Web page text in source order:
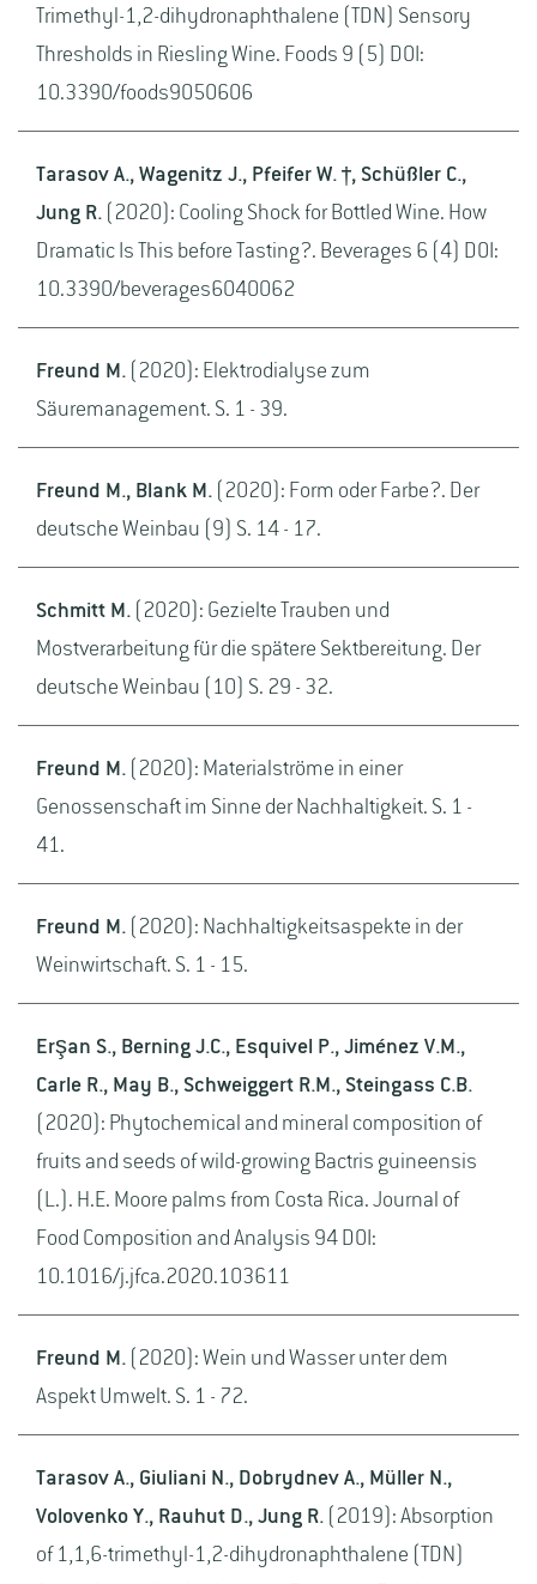
Trimethyl-1,2-dihydronaphthalene (TDN) Sensory
Thresholds in Riesling Wine. Foods 9 (5) DOI:
10.3390/foods9050606
Tarasov A., Wagenitz J., Pfeifer W. †, Schüßler C.,
Jung R. (2020): Cooling Shock for Bottled Wine. How
Dramatic Is This before Tasting?. Beverages 6 (4) DOI:
10.3390/beverages6040062
Freund M. (2020): Elektrodialyse zum
Säuremanagement. S. 1 - 39.
Freund M., Blank M. (2020): Form oder Farbe?. Der
deutsche Weinbau (9) S. 14 - 17.
Schmitt M. (2020): Gezielte Trauben und
Mostverarbeitung für die spätere Sektbereitung. Der
deutsche Weinbau (10) S. 29 - 32.
Freund M. (2020): Materialströme in einer
Genossenschaft im Sinne der Nachhaltigkeit. S. 1 -
41.
Freund M. (2020): Nachhaltigkeitsaspekte in der
Weinwirtschaft. S. 1 - 15.
Erşan S., Berning J.C., Esquivel P., Jiménez V.M.,
Carle R., May B., Schweiggert R.M., Steingass C.B.
(2020): Phytochemical and mineral composition of
fruits and seeds of wild-growing Bactris guineensis
(L.). H.E. Moore palms from Costa Rica. Journal of
Food Composition and Analysis 94 DOI:
10.1016/j.jfca.2020.103611
Freund M. (2020): Wein und Wasser unter dem
Aspekt Umwelt. S. 1 - 72.
Tarasov A., Giuliani N., Dobrydnev A., Müller N.,
Volovenko Y., Rauhut D., Jung R. (2019): Absorption
of 1,1,6-trimethyl-1,2-dihydronaphthalene (TDN)